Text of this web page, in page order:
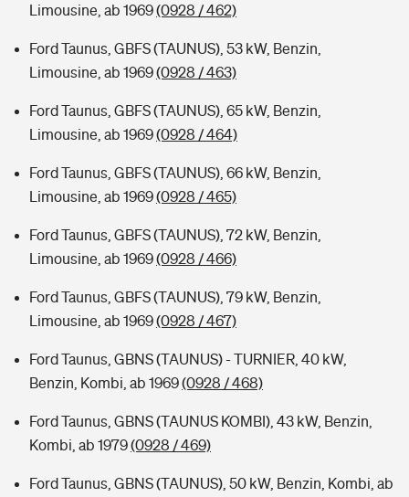
Limousine, ab 1969(0928 / 462)
Ford Taunus, GBFS (TAUNUS), 53 kW, Benzin,
Limousine, ab 1969(0928 / 463)
Ford Taunus, GBFS (TAUNUS), 65 kW, Benzin,
Limousine, ab 1969(0928 / 464)
Ford Taunus, GBFS (TAUNUS), 66 kW, Benzin,
Limousine, ab 1969(0928 / 465)
Ford Taunus, GBFS (TAUNUS), 72 kW, Benzin,
Limousine, ab 1969(0928 / 466)
Ford Taunus, GBFS (TAUNUS), 79 kW, Benzin,
Limousine, ab 1969(0928 / 467)
Ford Taunus, GBNS (TAUNUS) - TURNIER, 40 kW,
Benzin, Kombi, ab 1969(0928 / 468)
Ford Taunus, GBNS (TAUNUS KOMBI), 43 kW, Benzin,
Kombi, ab 1979(0928 / 469)
Ford Taunus, GBNS (TAUNUS), 50 kW, Benzin, Kombi, ab